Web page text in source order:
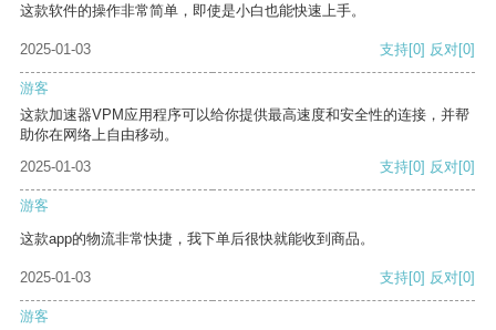
这款软件的操作非常简单，即使是小白也能快速上手。
2025-01-03 支持[0] 反对[0]
游客
这款加速器VPM应用程序可以给你提供最高速度和安全性的连接，并帮
助你在网络上自由移动。
2025-01-03
支持[0] 反对[0]
游客
这款app的物流非常快捷，我下单后很快就能收到商品。
2025-01-03 支持[0] 反对[0]
游客